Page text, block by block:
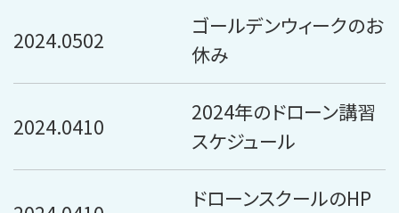
2024.0502
ゴールデンウィークのお
休み
2024.0410
2024年のドローン講習
スケジュール
ドローンスクールのHP